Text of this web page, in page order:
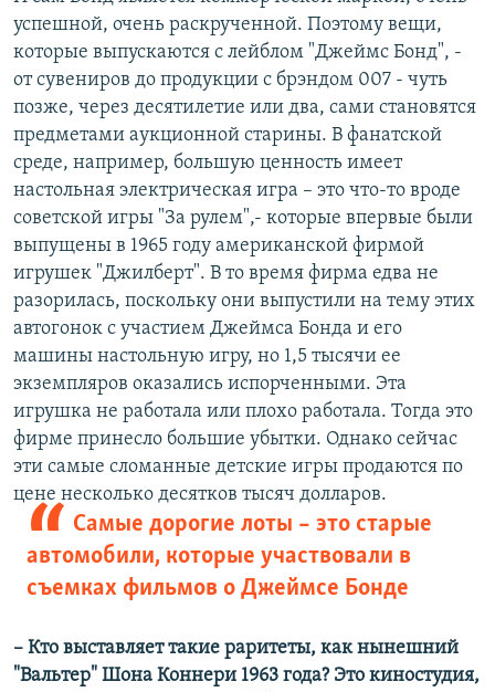
успешной, очень раскрученной. Поэтому вещи,
которые выпускаются с лейблом "Джеймс Бонд", -
от сувениров до продукции с брэндом 007 - чуть
позже, через десятилетие или два, сами становятся
предметами аукционной старины. В фанатской
среде, например, большую ценность имеет
настольная электрическая игра – это что-то вроде
советской игры "За рулем",- которые впервые были
выпущены в 1965 году американской фирмой
игрушек "Джилберт". В то время фирма едва не
разорилась, поскольку они выпустили на тему этих
автогонок с участием Джеймса Бонда и его
машины настольную игру, но 1,5 тысячи ее
экземпляров оказались испорченными. Эта
игрушка не работала или плохо работала. Тогда это
фирме принесло большие убытки. Однако сейчас
эти самые сломанные детские игры продаются по
цене несколько десятков тысяч долларов.
Самые дорогие лоты – это старые
автомобили, которые участвовали в
съемках фильмов о Джеймсе Бонде
– Кто выставляет такие раритеты, как нынешний
"Вальтер" Шона Коннери 1963 года? Это киностудия,